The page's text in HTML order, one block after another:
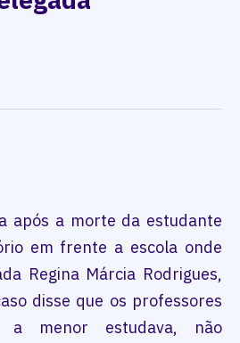
após a morte da estudante
em frente a escola onde
Regina Márcia Rodrigues,
disse que os professores
a menor estudava, não